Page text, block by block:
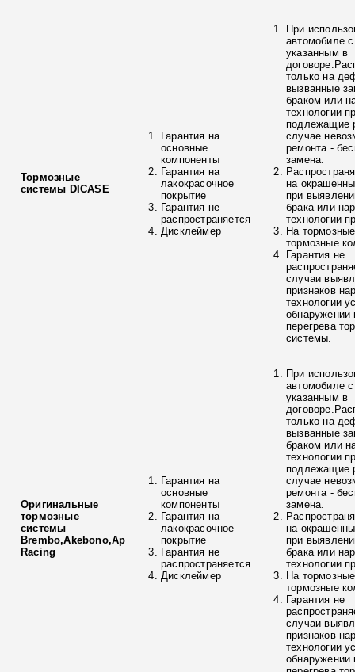
Тормозные
системы DICASE
Гарантия на
основные
компоненты
Гарантия на
лакокрасочное
покрытие
Гарантия не
распространяется
Дисклеймер
При
автомобиле
указанным в
только на
вызванные
браком или
технологии
подлежащие
случае
ремонта -
замена.
на
при
брака или
технологии
На
тормозные
Гарантия не
случаи
признаков
технологии
обнаружении
перегрева
системы.
Оригинальные
тормозные
системы
Brembo,Akebono,Ap
Racing
Гарантия на
основные
компоненты
Гарантия на
лакокрасочное
покрытие
Гарантия не
распространяется
Дисклеймер
При
автомобиле
указанным в
только на
вызванные
браком или
технологии
подлежащие
случае
ремонта -
замена.
на
при
брака или
технологии
На
тормозные
Гарантия не
случаи
признаков
технологии
обнаружении